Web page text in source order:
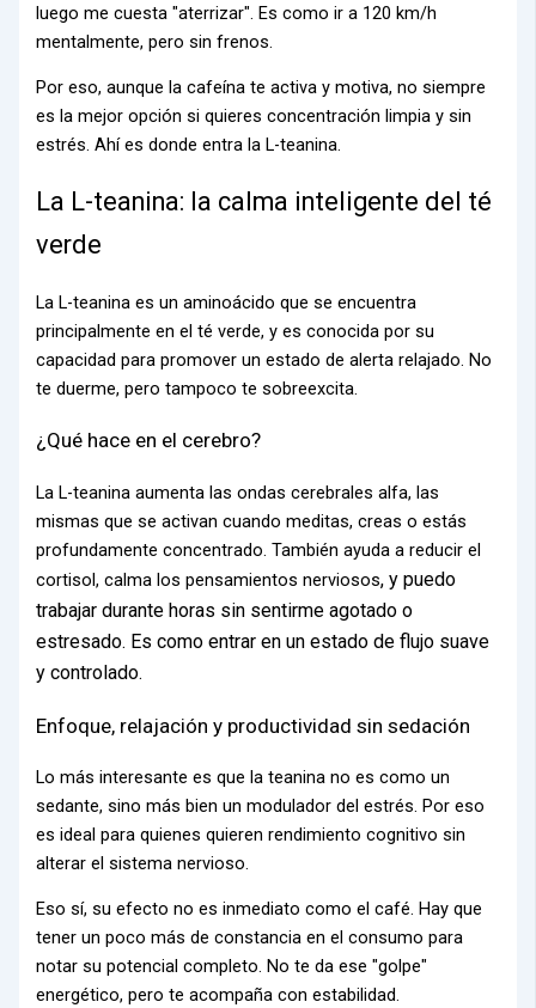
luego me cuesta "aterrizar". Es como ir a 120 km/h
mentalmente, pero sin frenos.
Por eso, aunque la cafeína te activa y motiva, no siempre
es la mejor opción si quieres concentración limpia y sin
estrés. Ahí es donde entra la L-teanina.
La L-teanina: la calma inteligente del té
verde
La L-teanina es un aminoácido que se encuentra
principalmente en el té verde, y es conocida por su
capacidad para promover un estado de alerta relajado. No
te duerme, pero tampoco te sobreexcita.
¿Qué hace en el cerebro?
La L-teanina aumenta las ondas cerebrales alfa, las
mismas que se activan cuando meditas, creas o estás
profundamente concentrado. También ayuda a reducir el
cortisol, calma los pensamientos nerviosos, y puedo
trabajar durante horas sin sentirme agotado o
estresado. Es como entrar en un estado de flujo suave
y controlado.
Enfoque, relajación y productividad sin sedación
Lo más interesante es que la teanina no es como un
sedante, sino más bien un modulador del estrés. Por eso
es ideal para quienes quieren rendimiento cognitivo sin
alterar el sistema nervioso.
Eso sí, su efecto no es inmediato como el café. Hay que
tener un poco más de constancia en el consumo para
notar su potencial completo. No te da ese "golpe"
energético, pero te acompaña con estabilidad.